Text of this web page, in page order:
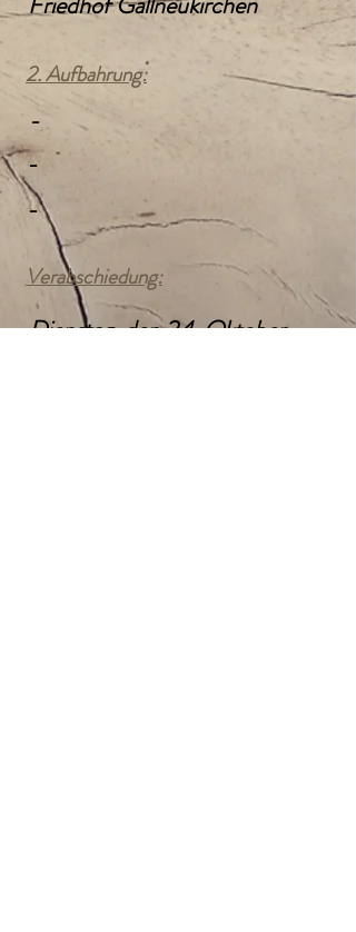
2. Aufbahrung:
-
-
-
Verabschiedung:
Dienstag, den 24. Oktober